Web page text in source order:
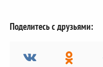
Поделитесь с друзьями: